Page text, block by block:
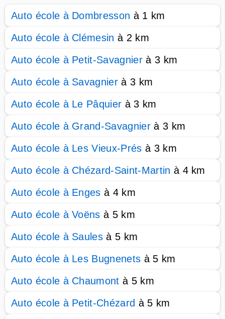
Auto école à Dombresson à 1 km
Auto école à Clémesin à 2 km
Auto école à Petit-Savagnierà 3 km
Auto école à Savagnier à 3 km
Auto école à Le Pâquier à 3 km
Auto école à Grand-Savagnierà 3 km
Auto école à Les Vieux-Prés à 3 km
Auto école à Chézard-Saint-Martin à 4 km
Auto école à Enges à 4 km
Auto école à Voëns à 5 km
Auto école à Saules à 5 km
Auto école à Les Bugnenets à 5 km
Auto école à Chaumont à 5 km
Auto école à Petit-Chézard à 5 km